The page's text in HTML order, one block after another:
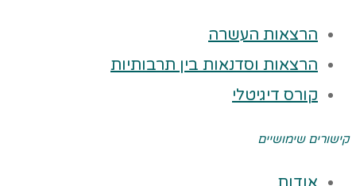
הרצאות העשרה
הרצאות וסדנאות בין תרבותיות
קורס דיגיטלי
קישורים שימושיים